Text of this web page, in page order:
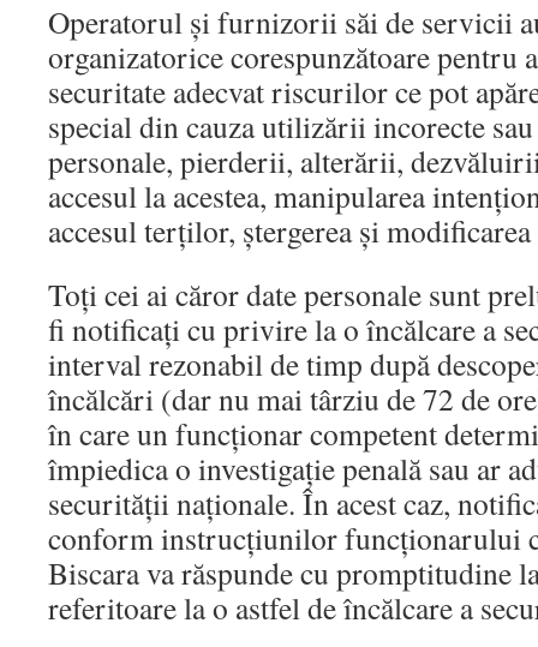
Operatorul și furnizorii săi de servicii
organizatorice corespunzătoare pentru
securitate adecvat riscurilor ce pot
special din cauza utilizării incorecte
personale, pierderii, alterării,
accesul la acestea, manipularea
accesul terților, ștergerea și
Toți cei ai căror date personale sunt
fi notificați cu privire la o încălcare a
interval rezonabil de timp după
încălcări (dar nu mai târziu de 72 de
în care un funcționar competent
împiedica o investigație penală sau ar
securității naționale. În acest caz,
conform instrucțiunilor funcționarului
Biscara va răspunde cu promptitudine
referitoare la o astfel de încălcare a